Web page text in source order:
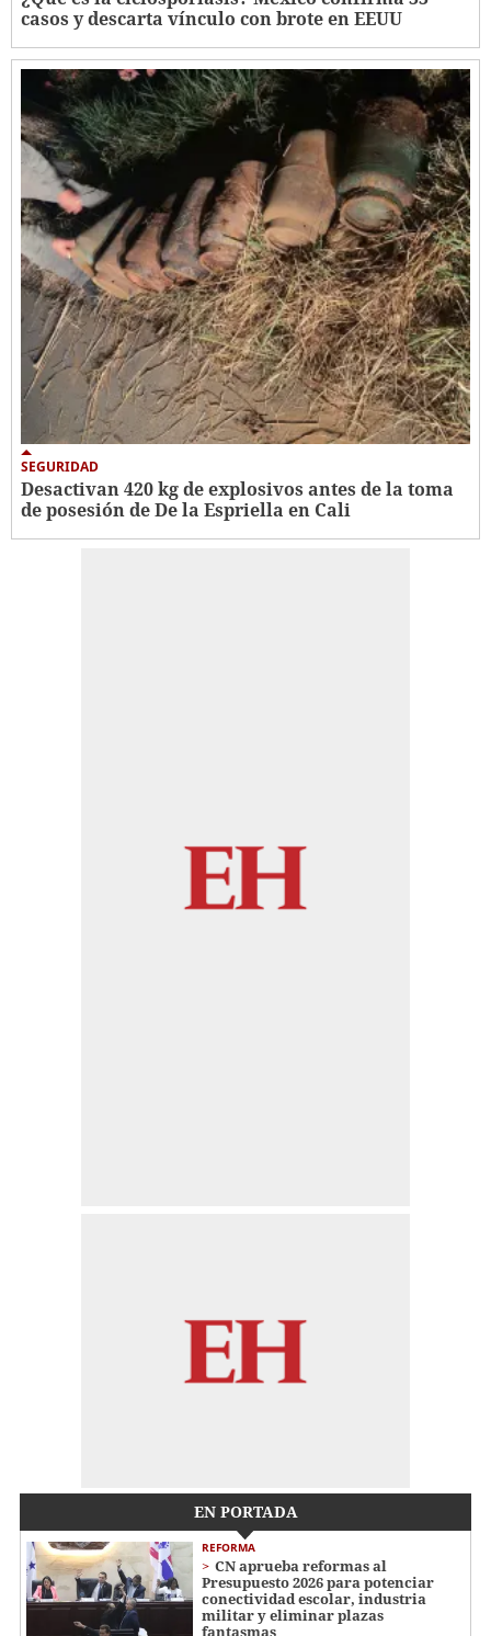
casos y descarta vínculo con brote en EEUU
SEGURIDAD
Desactivan 420 kg de explosivos antes de la toma
de posesión de De la Espriella en Cali
EN PORTADA
REFORMA
CN aprueba reformas al
Presupuesto 2026 para potenciar
conectividad escolar, industria
militar y eliminar plazas
fantasmas